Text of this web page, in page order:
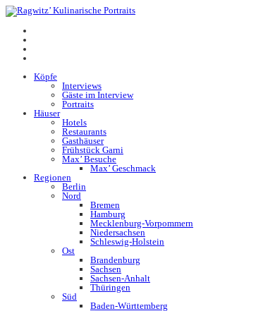
Köpfe
Interviews
Gäste im Interview
Portraits
Häuser
Hotels
Restaurants
Gasthäuser
Frühstück Garni
Max’ Besuche
Max’ Geschmack
Regionen
Berlin
Nord
Bremen
Hamburg
Mecklenburg-Vorpommern
Niedersachsen
Schleswig-Holstein
Ost
Brandenburg
Sachsen
Sachsen-Anhalt
Thüringen
Süd
Baden-Württemberg